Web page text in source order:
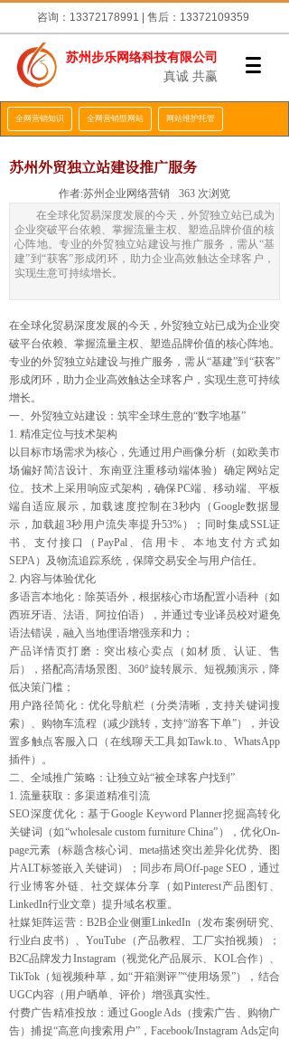
咨询：13372178991 | 售后：13372109359
苏州步乐网络科技有限公司
真诚 共赢
全网营销知识 全网营销型网站 网站维护托管
苏州外贸独立站建设推广服务
作者:苏州企业网络营销 363 次浏览
在全球化贸易深度发展的今天，外贸独立站已成为
企业突破平台依赖、掌握流量主权、塑造品牌价值的核
心阵地。专业的外贸独立站建设与推广服务，需从“基
建”到“获客”形成闭环，助力企业高效触达全球客户，
实现生意可持续增长。
在全球化贸易深度发展的今天，外贸独立站已成为企业突
破平台依赖、掌握流量主权、塑造品牌价值的核心阵地。
专业的外贸独立站建设与推广服务，需从“基建”到“获客”
形成闭环，助力企业高效触达全球客户，实现生意可持续
增长。
一、外贸独立站建设：筑牢全球生意的“数字地基”
1. 精准定位与技术架构
以目标市场需求为核心，先通过用户画像分析（如欧美市
场偏好简洁设计、东南亚注重移动端体验）确定网站定
位。技术上采用响应式架构，确保PC端、移动端、平板
端自适应展示，加载速度控制在3秒内（Google数据显
示，加载超3秒用户流失率提升53%）；同时集成SSL证
书、支付接口（PayPal、信用卡、本地支付方式如
SEPA）及物流追踪系统，保障交易安全与用户信任。
2. 内容与体验优化
多语言本地化：除英语外，根据核心市场配置小语种（如
西班牙语、法语、阿拉伯语），并通过专业译员校对避免
语法错误，融入当地俚语增强亲和力；
产品详情页打磨：突出核心卖点（如材质、认证、售
后），搭配高清场景图、360°旋转展示、短视频演示，降
低决策门槛；
用户路径简化：优化导航栏（分类清晰，支持关键词搜
索）、购物车流程（减少跳转，支持“游客下单”），并设
置多触点客服入口（在线聊天工具如Tawk.to、WhatsApp
插件）。
二、全域推广策略：让独立站“被全球客户找到”
1. 流量获取：多渠道精准引流
SEO深度优化：基于Google Keyword Planner挖掘高转化
关键词（如“wholesale custom furniture China”），优化On-
page元素（标题含核心词、meta描述突出差异化优势、图
片ALT标签嵌入关键词）；同步布局Off-page SEO，通过
行业博客外链、社交媒体分享（如Pinterest产品图钉、
LinkedIn行业文章）提升域名权重。
社媒矩阵运营：B2B企业侧重LinkedIn（发布案例研究、
行业白皮书）、YouTube（产品教程、工厂实拍视频）；
B2C品牌发力Instagram（视觉化产品展示、KOL合作）、
TikTok（短视频种草，如“开箱测评”“使用场景”），结合
UGC内容（用户晒单、评价）增强真实性。
付费广告精准投放：通过Google Ads（搜索广告、购物广
告）捕捉“高意向搜索用户”，Facebook/Instagram Ads定向